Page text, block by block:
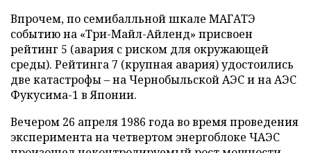
Впрочем, по семибалльной шкале МАГАТЭ
событию на «Три-Майл-Айленд» присвоен
рейтинг 5 (авария с риском для окружающей
среды). Рейтинга 7 (крупная авария) удостоились
две катастрофы – на Чернобыльской АЭС и на АЭС
Фукусима-1 в Японии.
Вечером 26 апреля 1986 года во время проведения
эксперимента на четвертом энергоблоке ЧАЭС